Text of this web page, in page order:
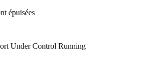
épuisées
Under Control Running